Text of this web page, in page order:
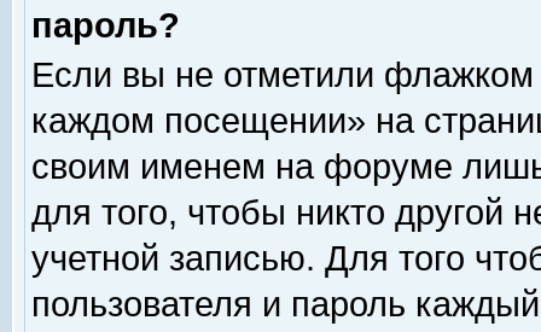
пароль?
Если вы не отметили флажком
каждом посещении» на
своим именем на форуме
для того, чтобы никто другой
учетной записью. Для того
пользователя и пароль